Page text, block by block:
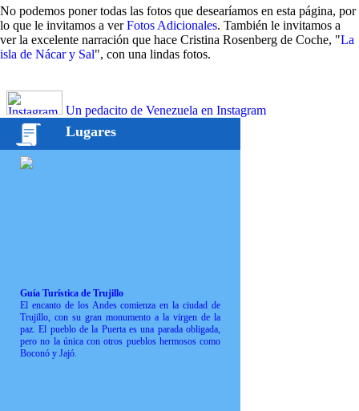
No podemos poner todas las fotos que desearíamos en esta página, por
lo que le invitamos a verFotos Adicionales. También le invitamos a
ver la excelente narración que hace Cristina Rosenberg de Coche, "La
isla de Nácar y Sal", con una lindas fotos.
Un pedacito de Venezuela en Instagram
Lugares
Guía Turística de Trujillo
El encanto de los Andes comienza en la ciudad de
Trujillo, con su gran monumento a la virgen de la
paz. El pueblo de la Puerta es una parada obligada,
pero no la única con otros pueblos hermosos como
Boconó y Jajó.